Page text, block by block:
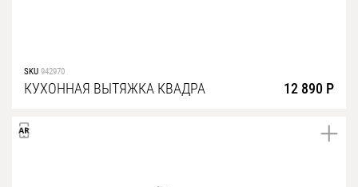
SKU 942970
КУХОННАЯ ВЫТЯЖКА КВАДРА 12 890 Р